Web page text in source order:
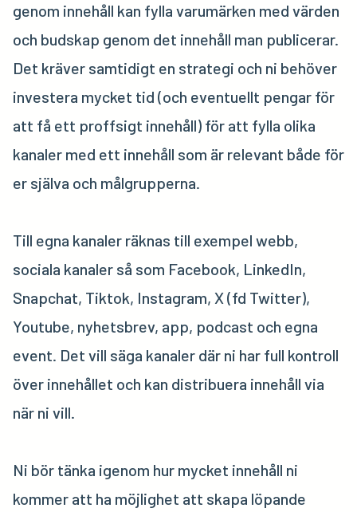
genom innehåll kan fylla varumärken med värden
och budskap genom det innehåll man publicerar.
Det kräver samtidigt en strategi och ni behöver
investera mycket tid (och eventuellt pengar för
att få ett proffsigt innehåll) för att fylla olika
kanaler med ett innehåll som är relevant både för
er själva och målgrupperna.
Till egna kanaler räknas till exempel webb,
sociala kanaler så som Facebook, LinkedIn,
Snapchat, Tiktok, Instagram, X (fd Twitter),
Youtube, nyhetsbrev, app, podcast och egna
event. Det vill säga kanaler där ni har full kontroll
över innehållet och kan distribuera innehåll via
när ni vill.
Ni bör tänka igenom hur mycket innehåll ni
kommer att ha möjlighet att skapa löpande